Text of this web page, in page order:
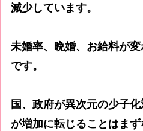
減少しています。
未婚率、晩婚、お給料が
です。
国、政府が異次元の少子
が増加に転じることはま